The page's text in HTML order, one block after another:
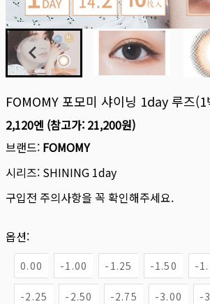
FOMOMY 포모미 샤이닝 1day 루즈
2,120엔 (참고가: 21,200원)
브랜드: FOMOMY
시리즈: SHINING 1day
구입전 주의사항을 꼭 확인해주세요.
옵션:
0.00 -1.00 -1.25 -1.50 -
-2.25 -2.50 -2.75 -3.00 -